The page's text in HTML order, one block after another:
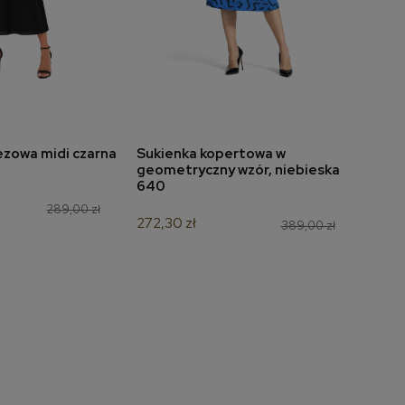
koszykamidi czarna
289,00 zł
dodaj do koszyka
Sukienka kopertowa w
geometryczny wzór, niebieska
640
389,00 zł
272,30 zł